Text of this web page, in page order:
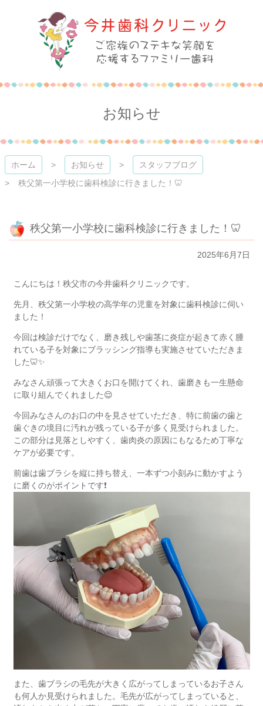
プ
今井歯科クリニック
お知らせ
ホーム お知らせ
スタッフブログ
秩父第一小学校に歯科検診に行きました！🦷
秩父第一小学校に歯科検診に行きました！🦷
2025年6月7日
こんにちは！秩父市の今井歯科クリニックです。
先月、秩父第一小学校の高学年の児童を対象に歯科検診に伺い
ました！
今回は検診だけでなく、磨き残しや歯茎に炎症が起きて赤く腫
れている子を対象にブラッシング指導も実施させていただきま
した🦷✨
みなさん頑張って大きくお口を開けてくれ、歯磨きも一生懸命
に取り組んでくれました😌
今回みなさんのお口の中を見させていただき、特に前歯の歯と
歯ぐきの境目に汚れが残っている子が多く見受けられました。
この部分は見落としやすく、歯肉炎の原因にもなるため丁寧な
ケアが必要です。
前歯は歯ブラシを縦に持ち替え、一本ずつ小刻みに動かすよう
に磨くのがポイントです❗️
また、歯ブラシの毛先が大きく広がってしまっているお子さん
も何人か見受けられました。毛先が広がってしまっていると、